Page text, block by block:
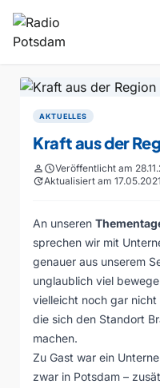
AKTUELLES
Kraft aus der
personscheduleVeröffentlicht am
updateAktualisiert am
An unseren
sprechen wir mit
genauer aus unserem
unglaublich viel
vielleicht noch gar
die sich den Standort
machen.
Zu Gast war ein
zwar in Potsdam –